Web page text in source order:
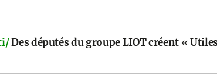
Des députés du groupe LIOT créent «